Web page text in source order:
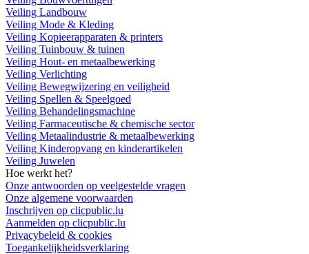
Veiling Landbouw
Veiling Mode & Kleding
Veiling Kopieerapparaten & printers
Veiling Tuinbouw & tuinen
Veiling Hout- en metaalbewerking
Veiling Verlichting
Veiling Bewegwijzering en veiligheid
Veiling Spellen & Speelgoed
Veiling Behandelingsmachine
Veiling Farmaceutische & chemische sector
Veiling Metaalindustrie & metaalbewerking
Veiling Kinderopvang en kinderartikelen
Veiling Juwelen
Hoe werkt het?
Onze antwoorden op veelgestelde vragen
Onze algemene voorwaarden
Inschrijven op clicpublic.lu
Aanmelden op clicpublic.lu
Privacybeleid & cookies
Toegankelijkheidsverklaring